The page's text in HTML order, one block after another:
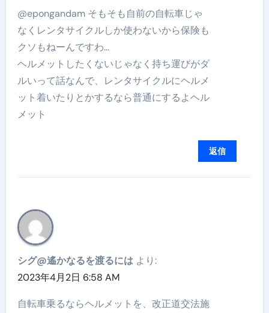
@epongandam そもそも自前の自転車じゃ
なくレンタサイクルしか使わないから保険も
クソもねーんですわ…
ヘルメットしたくないじゃなく持ち運びがダ
ルいって話なんで、レンタサイクルにヘルメ
ット着いたりとかするなら普通にするよヘル
メット
返信
シグ@遙かなるを渡るには より:
2023年4月2日 6:58 AM
自転車乗るならヘルメットを、改正道交法施